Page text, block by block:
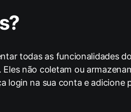
todas as funcionalidades
não coletam ou
login na sua conta e adicione